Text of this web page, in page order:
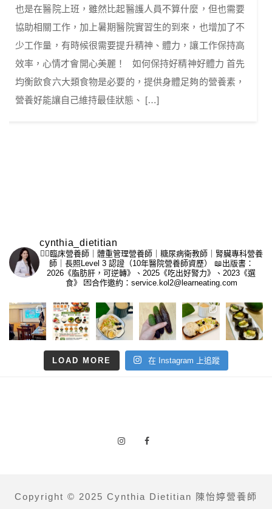
也是在醫院上班，雖然比起醫護人員不算什麼，但也需要
協助相關工作，加上暑期醫院實習生的到來，也增加了不
少工作量，有時候很需要提升精神、體力，讓工作保持高
效率，心情才會開心美麗！ 如何保持好精神好體力 首先
均衡飲食六大類食物是必要的，提供身體足夠的營養素，
營養好能讓自己維持最佳狀態、 […]
cynthia_dietitian
👩‍⚕️臨床營養師｜體重管理營養師｜糖尿病衛教師｜腎臟專科營養
師｜長照Level 3 認證（10年醫院營養師資歷）
📖出版書：
2026《脂肪肝，可逆轉》、2025《吃出好腎力》、2023《選
食》
💌合作邀約：service.kol2@learneating.com
LOAD MORE 在 Instagram 上追蹤
Copyright © 2025 Cynthia Dietitian 陳怡婷營養師